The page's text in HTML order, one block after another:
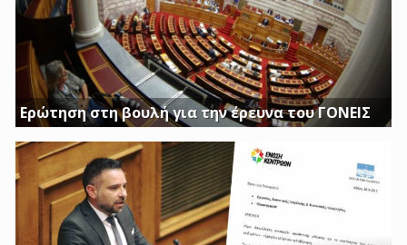
Ερώτηση στη βουλή για την έρευνα του ΓΟΝΕΙΣ
Διασφαλίστε το δημόσιο συμφέρον με πλήρη διαφάνεια